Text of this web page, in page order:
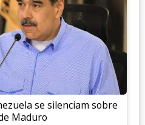
se silenciam sobre
Maduro